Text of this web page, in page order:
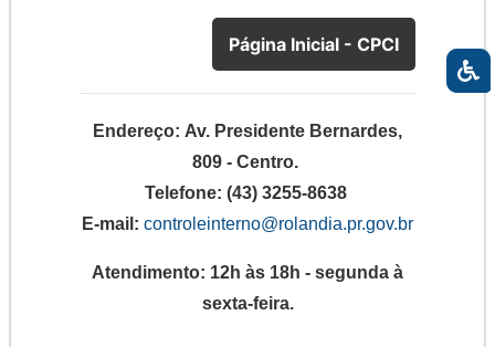
Página Inicial - CPCI
Endereço: Av. Presidente Bernardes,
809 - Centro.
Telefone: (43) 3255-8638
E-mail: controleinterno@rolandia.pr.gov.br
Atendimento: 12h às 18h - segunda à
sexta-feira.